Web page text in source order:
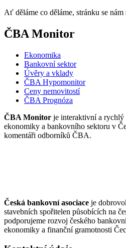
Ať děláme co děláme, stránku se
ČBA Monitor
Ekonomika
Bankovní sektor
Úvěry a vklady
ČBA Hypomonitor
Ceny nemovitostí
ČBA Prognóza
ČBA Monitor je interaktivní a
ekonomiky a bankovního sektoru v
komentáři odborníků ČBA.
Česká bankovní asociace je
stavebních spořitelen působících na
podporujeme rozvoj českého
ekonomiky a finanční gramotnosti